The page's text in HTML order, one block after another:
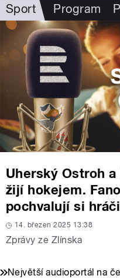
Sport Program
Uherský Ostroh
žijí hokejem.
pochvalují si
14. březen 2025 13:38
Zprávy ze Zlínska
Největší audioportál na